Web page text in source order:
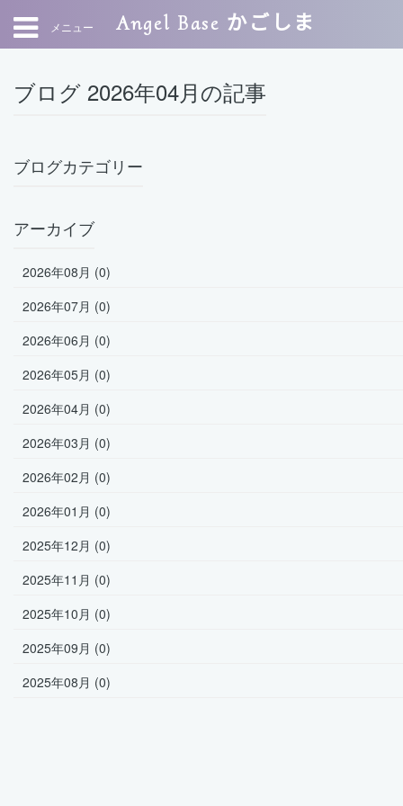
メニュー Angel Base かごしま
ブログ 2026年04月の記事
ブログカテゴリー
アーカイブ
2026年08月 (0)
2026年07月 (0)
2026年06月 (0)
2026年05月 (0)
2026年04月 (0)
2026年03月 (0)
2026年02月 (0)
2026年01月 (0)
2025年12月 (0)
2025年11月 (0)
2025年10月 (0)
2025年09月 (0)
2025年08月 (0)